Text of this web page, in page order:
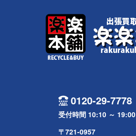
0120-29-7778
受付時間 10:10 ～ 19:00
〒721-0957